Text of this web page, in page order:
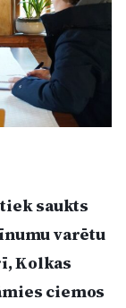
saukts
varētu
Kolkas
ciemos